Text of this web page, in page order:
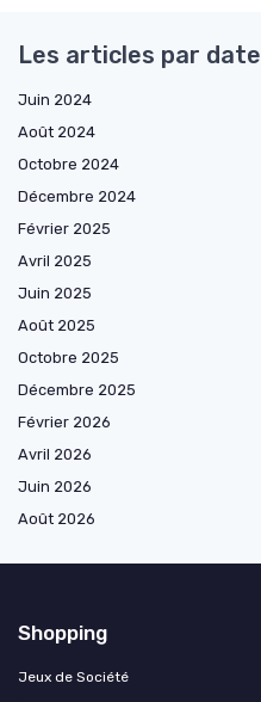
Les articles par date
Juin 2024
Août 2024
Octobre 2024
Décembre 2024
Février 2025
Avril 2025
Juin 2025
Août 2025
Octobre 2025
Décembre 2025
Février 2026
Avril 2026
Juin 2026
Août 2026
Shopping
Jeux de Société